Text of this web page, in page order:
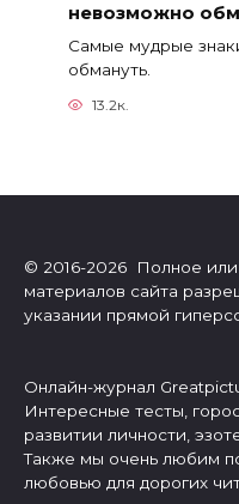
невозможно
Cамые мудрые
обмануть.
13.2к.
© 2016-2026 Полное или
материалов сайта
указании прямой
Онлайн-журнал
Интересные тесты,
развитии личности,
Также мы очень любим
любовью для дорогих